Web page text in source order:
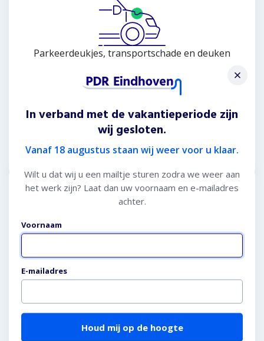
Parkeerdeukjes, transportschade en deuken
Meer informatie
Hagelschade reparatie
In verband met de vakantieperiode zijn
wij gesloten.
Vanaf 18 augustus staan wij weer voor u klaar.
Wilt u dat wij u een mailtje sturen zodra we weer aan
het werk zijn? Laat dan uw voornaam en e-mailadres
achter.
Website (niet invullen)
Voornaam
E-mailadres
Houd mij op de hoogte